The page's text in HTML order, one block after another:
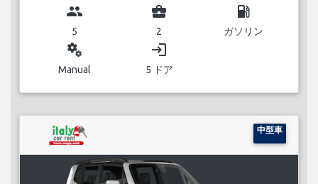
group
5
business_center
2
local_gas_station
ガソリン
miscellaneous_services
Manual
login
5 ドア
中型車